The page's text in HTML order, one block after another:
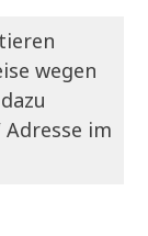
wegen
im